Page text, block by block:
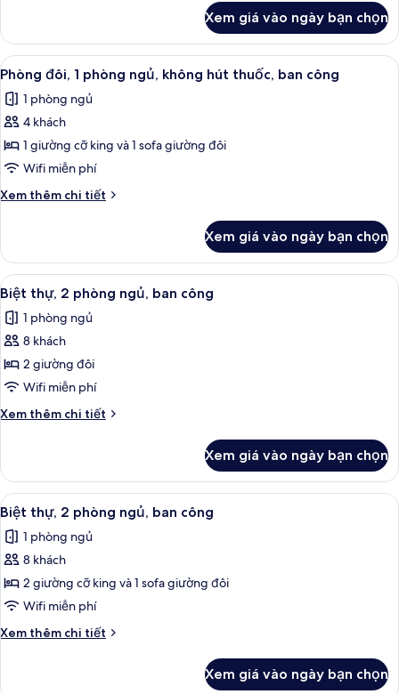
Balcony
1
Bedroom
Smaller
with
Balcony
Xem giá vào ngày bạn chọn
Xem
tất
cả
ảnh
Phòng
đôi,
1
phòng
không
hút
thuốc,
ban
công
TV màn hình phẳng, đầu đĩa DVD,
9
Phòng đôi, 1 phòng ngủ, không hút thuốc, ban công
1 phòng ngủ
4 khách
1 giường cỡ king và 1 sofa giường đôi
Wifi miễn phí
Xem thêm chi tiết
Chi
Phòng
đôi,
1
phòng
ngủ,
không
thuốc,
ban
Xem giá vào ngày bạn chọn
Xem
tất
cả
ảnh
Biệt
thự,
2
phòng
ban
công
TV màn hình phẳng, đầu đĩa DVD,
11
Biệt thự, 2 phòng ngủ, ban công
1 phòng ngủ
8 khách
2 giường đôi
Wifi miễn phí
Xem thêm chi tiết
Chi
Biệt
thự,
2
phòng
ngủ,
ban
Xem giá vào ngày bạn chọn
Xem
tất
cả
ảnh
Biệt
thự,
2
phòng
ban
TV màn hình phẳng, đầu đĩa DVD,
13
Biệt thự, 2 phòng ngủ, ban công
1 phòng ngủ
8 khách
2 giường cỡ king và 1 sofa giường đôi
Wifi miễn phí
Xem thêm chi tiết
Chi
Xem giá vào ngày bạn chọn